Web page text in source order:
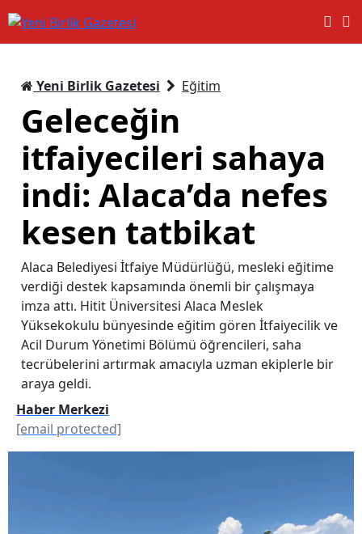
Yeni Birlik Gazetesi Eğitim
Geleceğin
itfaiyecileri sahaya
indi: Alaca’da nefes
kesen tatbikat
Alaca Belediyesi İtfaiye Müdürlüğü, mesleki eğitime
verdiği destek kapsamında önemli bir çalışmaya
imza attı. Hitit Üniversitesi Alaca Meslek
Yüksekokulu bünyesinde eğitim gören İtfaiyecilik ve
Acil Durum Yönetimi Bölümü öğrencileri, saha
tecrübelerini artırmak amacıyla uzman ekiplerle bir
araya geldi.
Haber Merkezi
[email protected]